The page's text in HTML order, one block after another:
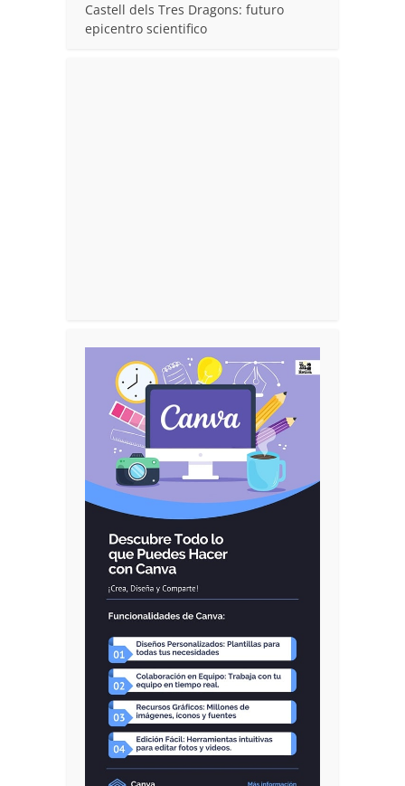
Castell dels Tres Dragons: futuro
epicentro scientifico